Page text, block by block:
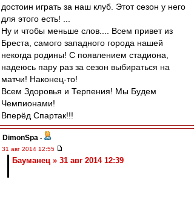
достоин играть за наш клуб. Этот сезон у него
для этого есть! ...
Ну и чтобы меньше слов.... Всем привет из
Бреста, самого западного города нашей
некогда родины! С появлением стадиона,
надеюсь пару раз за сезон выбираться на
матчи! Наконец-то!
Всем Здоровья и Терпения! Мы Будем
Чемпионами!
Вперёд Спартак!!!
DimonSpa -
31 авг 2014 12:55
Бауманец » 31 авг 2014 12:39